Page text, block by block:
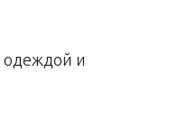
одеждой и